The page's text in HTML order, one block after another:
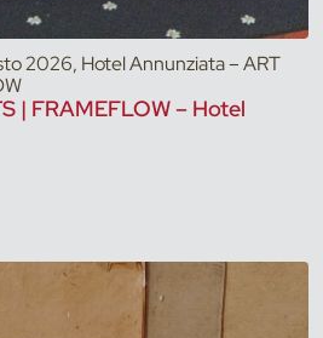
2026, Hotel Annunziata – ART
| FRAMEFLOW – Hotel